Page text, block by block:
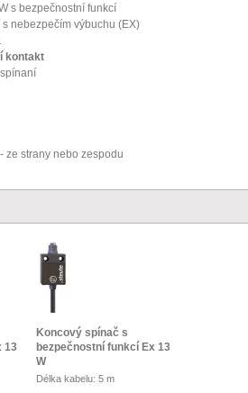
s bezpečnostní funkcí
nebezpečím výbuchu (EX)
kontakt
ze strany nebo zespodu
13
Koncový spínač s
bezpečnostní funkcí Ex 13
W
Délka kabelu: 5 m